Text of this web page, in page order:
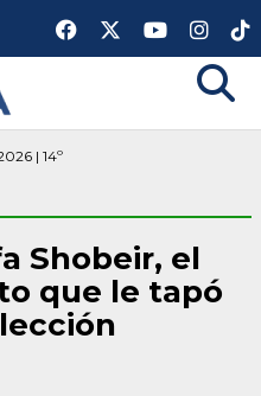
| 14º
Shobeir, el
que le tapó